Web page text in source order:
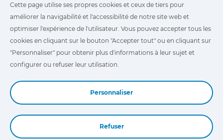
Moteur
CR/EDC Denso,
Contrôle électronique
d'injection
Ordinateur
central
BC 2.3, Ordinateur
central
Ordinateur
central
Sécurité
Airbag 2.0, Système de
rétention de sécurité
Nouveautés
Vidéos
FAQ - Foire Aux Questions
Cette page utilise ses propres cookies et ceux de tiers pour
améliorer la navigabilité et l'accessibilité de notre site Web et
optimiser l'expérience de l'utilisateur. Vous pouvez cliquer sur
configurer ou refuser leur utilisation.
Cette page utilise ses propres cookies et ceux de tiers pour
améliorer la navigabilité et l'accessibilité de notre site web et
optimiser l'expérience de l'utilisateur. Vous pouvez accepter tous les
cookies en cliquant sur le bouton "Accepter tout" ou en cliquant sur
"Personnaliser" pour obtenir plus d'informations à leur sujet et
configurer ou refuser leur utilisation.
Personnaliser
Refuser